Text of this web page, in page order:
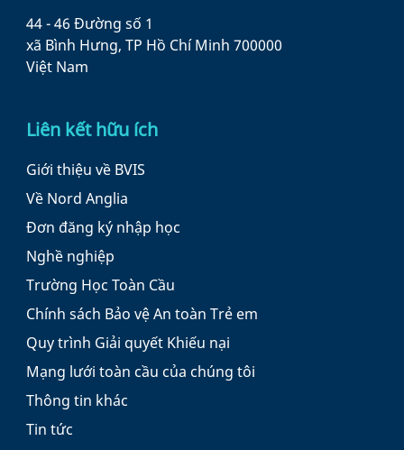
44 - 46 Đường số 1
xã Bình Hưng, TP Hồ Chí Minh 700000
Việt Nam
Liên kết hữu ích
Giới thiệu về BVIS
Về Nord Anglia
Đơn đăng ký nhập học
Nghề nghiệp
Trường Học Toàn Cầu
Chính sách Bảo vệ An toàn Trẻ em
Quy trình Giải quyết Khiếu nại
Mạng lưới toàn cầu của chúng tôi
Thông tin khác
Tin tức